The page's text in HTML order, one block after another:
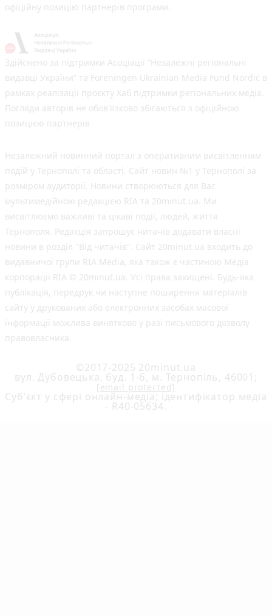
офіційну позицію партнерів програми.
Здійснено за підтримки Асоціації “Незалежні регіональні
видавці України” та Foreningen Ukrainian Media Fund Nordic в
рамках реалізації проєкту Хаб підтримки регіональних медіа.
Погляди авторів не обов'язково збігаються з офіційною
позицією партнерів
Незалежний новинний портал з оперативним висвітленням
подій у Тернополі та області. Сайт новин №1 у Тернополі за
розміром аудиторії. Новини створюються для Вас
мультимедійною редакцією RIA та 20minut.ua. Ми
висвітлюємо важливі та цікаві події, людей, життя
Тернополя. Редакція запрошує читачів додавати власні
новини в розділ "Від читачів". Сайт 20minut.ua входить до
видавничої групи RIA Media, яка також є частиною Медіа
корпорації RIA © 20minut.ua. Усі права захищені. Будь-яка
публiкацiя, передрук чи наступне поширення матеріалів
сайту у друкованих або електронних засобах масової
інформації можлива винятково у разі письмового дозволу
правовласника.
©2017-2025 20minut.ua
вул. Дубовецька, буд. 1-б, м. Тернопіль, 46001;
[email protected]
Cуб'єкт у сфері онлайн-медіа; ідентифікатор медіа
- R40-05634.